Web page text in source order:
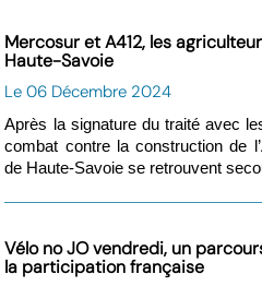
Mercosur et A412, les
Haute-Savoie
Le 06 Décembre 2024
Après la signature du traité avec
combat contre la construction de
de Haute-Savoie se retrouvent
Vélo no JO vendredi, un
la participation française